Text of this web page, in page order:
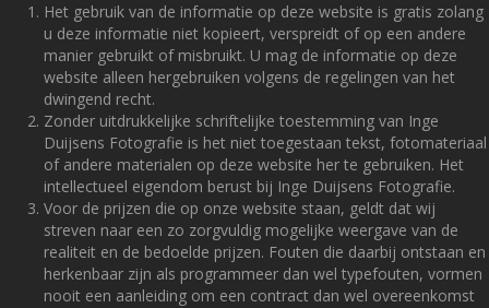
Het gebruik van de informatie op deze website is gratis zolang
u deze informatie niet kopieert, verspreidt of op een andere
manier gebruikt of misbruikt. U mag de informatie op deze
website alleen hergebruiken volgens de regelingen van het
dwingend recht.
Zonder uitdrukkelijke schriftelijke toestemming van Inge
Duijsens Fotografie is het niet toegestaan tekst, fotomateriaal
of andere materialen op deze website her te gebruiken. Het
intellectueel eigendom berust bij Inge Duijsens Fotografie.
Voor de prijzen die op onze website staan, geldt dat wij
streven naar een zo zorgvuldig mogelijke weergave van de
realiteit en de bedoelde prijzen. Fouten die daarbij ontstaan en
herkenbaar zijn als programmeer dan wel typefouten, vormen
nooit een aanleiding om een contract dan wel overeenkomst